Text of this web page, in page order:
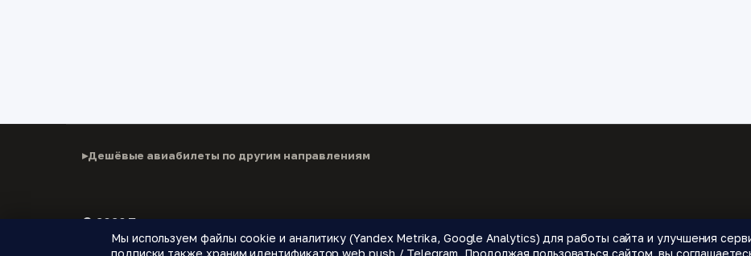
Мы используем файлы cookie и аналитику (Yandex Metrika, Google Analytics) для работы сайта и улучшения
подписки также храним идентификатор web push / Telegram. Продолжая пользоваться сайтом, вы
Дешёвые авиабилеты по другим направлениям
© 2026 Паломнику
Дешёвые авиабилеты, подписки на цены и новые направления.